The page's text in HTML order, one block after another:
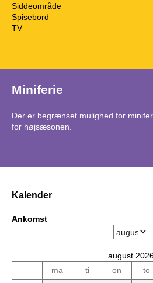
Siddeområde
Spisebord
TV
Miniferie
Der er begrænset mulighed for
for højsæsonen.
Kalender
Ankomst
august
ma
ti on to